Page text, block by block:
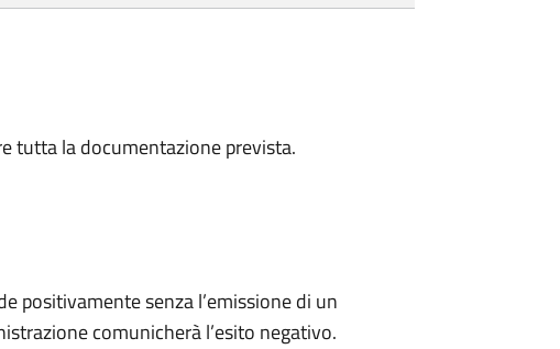
tutta la documentazione prevista.
positivamente senza l’emissione di un
comunicherà l’esito negativo.